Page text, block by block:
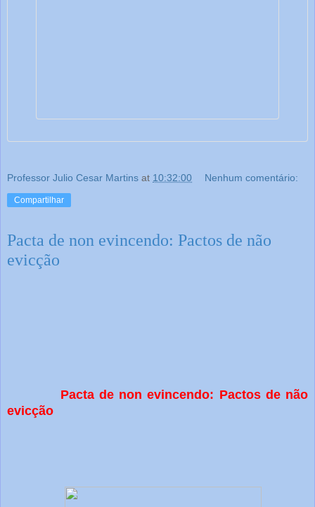
Professor Julio Cesar Martins at 10:32:00 Nenhum comentário:
Compartilhar
Pacta de non evincendo: Pactos de não
evicção
Pacta de non evincendo: Pactos de não
evicção